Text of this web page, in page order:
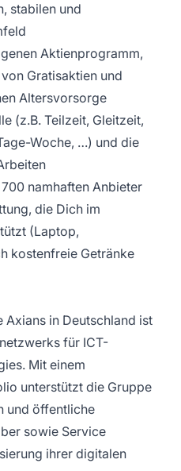
stabilen und
Aktienprogramm,
Gratisaktien und
Altersvorsorge
(z.B. Teilzeit, Gleitzeit,
Woche, …) und die
namhaften Anbieter
die Dich im
(Laptop,
kostenfreie Getränke
Axians in Deutschland ist
für ICT-
Mit einem
unterstützt die Gruppe
und öffentliche
sowie Service
ihrer digitalen